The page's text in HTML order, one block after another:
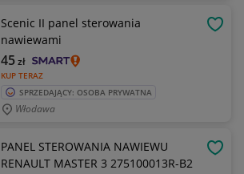
Scenic II panel sterowania
nawiewami
KUP TERAZ
45zł
SPRZEDAJĄCY: OSOBA PRYWATNA
Włodawa
PANEL STEROWANIA NAWIEWU
RENAULT MASTER 3 275100013R-B2